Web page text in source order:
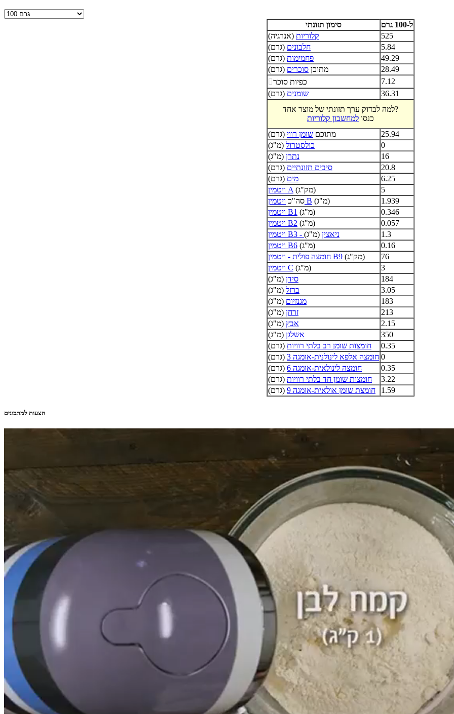
סימון תזונתי
ל-100 גרם
קלוריות (אנרגיה)
525
חלבונים (גרם)
5.84
פחמימות (גרם)
49.29
מתוכן סוכרים (גרם)
28.49
כפיות סוכר
7.12
שומנים (גרם)
36.31
למה לבדוק ערך תזונתי של מוצר אחד?
כנסו למחשבון קלוריות
מתוכם שומן רווי (גרם)
25.94
כולסטרול (מ"ג)
0
נתרן (מ"ג)
16
סיבים תזונתיים (גרם)
20.8
מים (גרם)
6.25
ויטמין A
(מק"ג)
5
סה"כ ויטמין B (מ"ג)
1.939
ויטמין B1
(מ"ג)
0.346
ויטמין B2
(מ"ג)
0.057
ויטמין B3 - ניאצין (מ"ג)
1.3
ויטמין B6
(מ"ג)
0.16
חומצה פולית - ויטמין B9
(מק"ג)
76
ויטמין C
(מ"ג)
3
סידן (מ"ג)
184
ברזל (מ"ג)
3.05
מגנזיום (מ"ג)
183
זרחן (מ"ג)
213
אבץ (מ"ג)
2.15
אשלגן (מ"ג)
350
חומצות שומן רב בלתי רוויות (גרם)
0.35
חומצה אלפא לינולנית-אומגה 3
(גרם)
0
חומצה לינולאית-אומגה 6
(גרם)
0.35
חומצות שומן חד בלתי רוויות (גרם)
3.22
חומצת שומן אולאית-אומגה 9
(גרם) 1.59
הצעות למתכונים